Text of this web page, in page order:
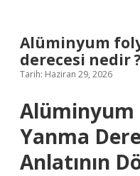
Alüminyum
derecesi nedir
Tarih: Haziran 29, 2026
Alüminyum
Yanma
Anlatının